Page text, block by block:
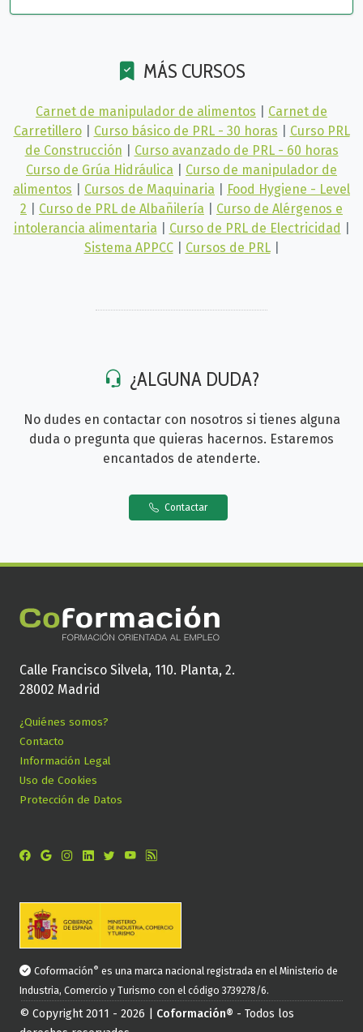
MÁS CURSOS
Carnet de manipulador de alimentos
Carnet de
Carretillero
Curso básico de PRL - 30 horas
Curso PRL
de Construcción
Curso avanzado de PRL - 60 horas
Curso de Grúa Hidráulica
Curso de manipulador de
alimentos
Cursos de Maquinaria
Food Hygiene - Level
2
Curso de PRL de Albañilería
Curso de Alérgenos e
intolerancia alimentaria
Curso de PRL de Electricidad
Sistema APPCC
Cursos de PRL
¿ALGUNA DUDA?
No dudes en contactar con nosotros si tienes alguna
duda o pregunta que quieras hacernos. Estaremos
encantados de atenderte.
Contactar
Calle Francisco Silvela, 110. Planta, 2.
28002 Madrid
¿Quiénes somos?
Contacto
Información Legal
Uso de Cookies
Protección de Datos
Coformación® es una marca nacional registrada en el Ministerio de
Industria, Comercio y Turismo con el código 3739278/6.
© Copyright 2011 - 2026 | Coformación® - Todos los